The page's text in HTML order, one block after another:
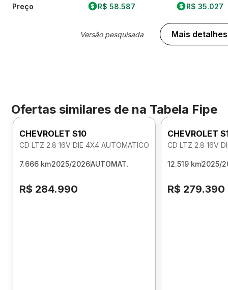
Preço R$ 58.587
Versão pesquisada
R$ 35.027
Mais detalhes
Ofertas similares de na Tabela Fipe
CHEVROLET S10
CD LTZ 2.8 16V DIE 4X4 AUTOMATICO
7.666 km2025/2026AUTOMAT.
R$ 284.990
CHEVROLET
CD LTZ 2.8 16V
12.519 km2025/
R$ 279.390